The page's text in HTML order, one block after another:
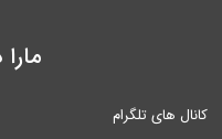
مارا
کانال های تلگرام